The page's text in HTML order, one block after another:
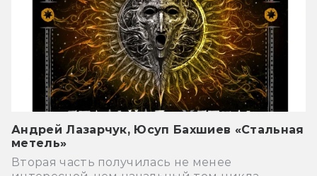
Андрей Лазарчук, Юсуп Бахшиев «Стальная
метель»
Вторая часть получилась не менее